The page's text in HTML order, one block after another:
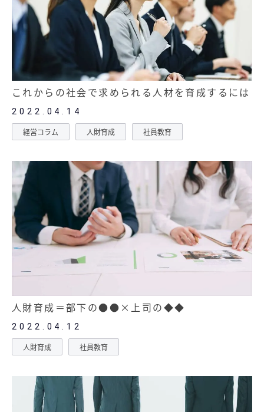
これからの社会で求められる人材を育成するには
2022.04.14
経営コラム 人財育成 社員教育
人財育成＝部下の●●×上司の◆◆
2022.04.12
人財育成 社員教育